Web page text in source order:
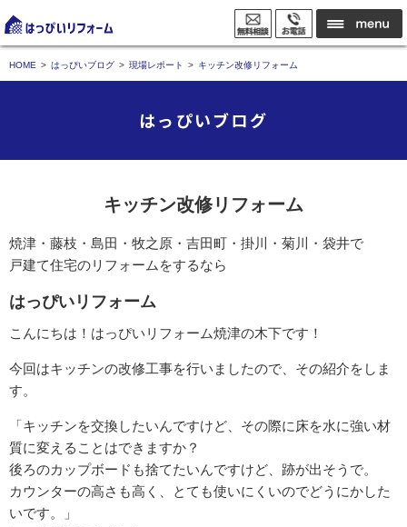
HOME はっぴいブログ 現場レポート キッチン改修リフォーム
はっぴいブログ
キッチン改修リフォーム
焼津・藤枝・島田・牧之原・吉田町・掛川・菊川・袋井で
戸建て住宅のリフォームをするなら
はっぴいリフォーム
こんにちは！はっぴいリフォーム焼津の木下です！
今回はキッチンの改修工事を行いましたので、その紹介をしま
す。
「キッチンを交換したいんですけど、その際に床を水に強い材
質に変えることはできますか？
後ろのカップボードも捨てたいんですけど、跡が出そうで。
カウンターの高さも高く、とても使いにくいのでどうにかした
いです。」